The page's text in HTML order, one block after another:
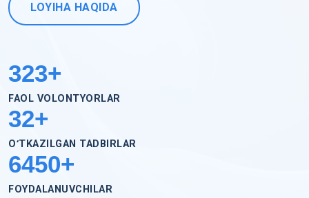
LOYIHA HAQIDA
500+
FAOL VOLONTYORLAR
50+
OʻTKAZILGAN TADBIRLAR
10000
FOYDALANUVCHILAR